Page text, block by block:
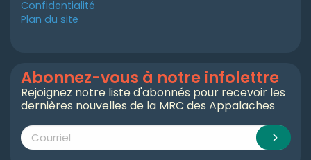
Confidentialité
Plan du site
Abonnez-vous à notre infolettre
Rejoignez notre liste d'abonnés pour recevoir les
dernières nouvelles de la MRC des Appalaches